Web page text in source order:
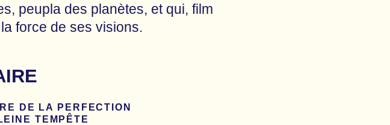
peupla des planètes, et qui, film
force de ses visions.
DE LA PERFECTION
TEMPÊTE